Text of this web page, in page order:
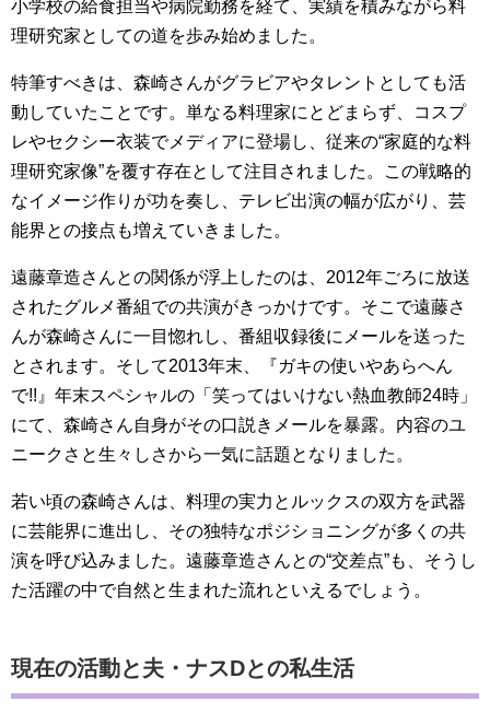
小学校の給食担当や病院勤務を経て、実績を積みながら料
理研究家としての道を歩み始めました。
特筆すべきは、森崎さんがグラビアやタレントとしても活
動していたことです。単なる料理家にとどまらず、コスプ
レやセクシー衣装でメディアに登場し、従来の“家庭的な料
理研究家像”を覆す存在として注目されました。この戦略的
なイメージ作りが功を奏し、テレビ出演の幅が広がり、芸
能界との接点も増えていきました。
遠藤章造さんとの関係が浮上したのは、2012年ごろに放送
されたグルメ番組での共演がきっかけです。そこで遠藤さ
んが森崎さんに一目惚れし、番組収録後にメールを送った
とされます。そして2013年末、『ガキの使いやあらへん
で!!』年末スペシャルの「笑ってはいけない熱血教師24時」
にて、森崎さん自身がその口説きメールを暴露。内容のユ
ニークさと生々しさから一気に話題となりました。
若い頃の森崎さんは、料理の実力とルックスの双方を武器
に芸能界に進出し、その独特なポジショニングが多くの共
演を呼び込みました。遠藤章造さんとの“交差点”も、そうし
た活躍の中で自然と生まれた流れといえるでしょう。
現在の活動と夫・ナスDとの私生活